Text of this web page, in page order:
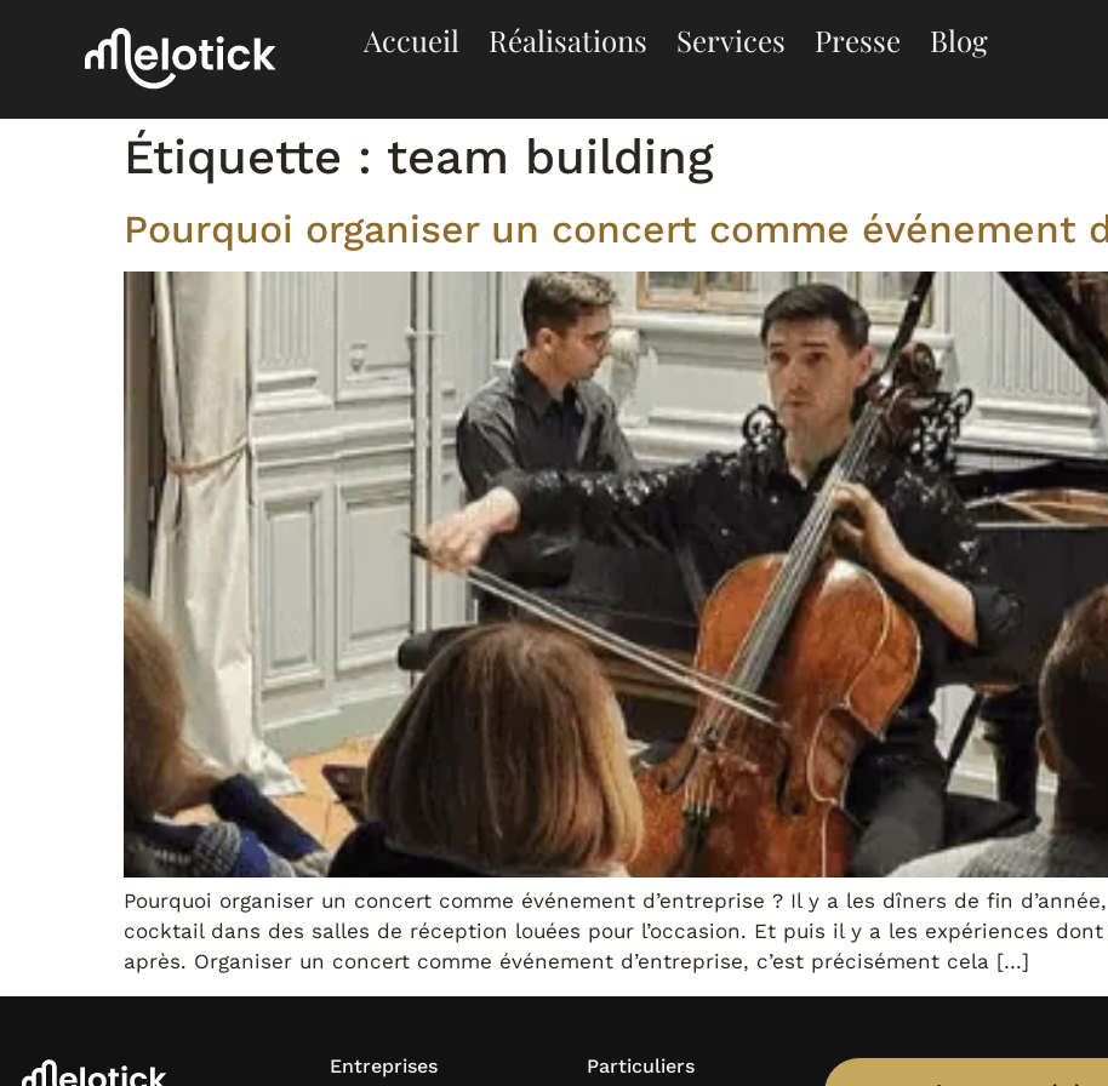
Accueil Réalisations Services Presse Blog
Étiquette : team building
Pourquoi organiser un concert comme événement
Pourquoi organiser un concert comme événement d’entreprise ? Il y a les dîners de fin
cocktail dans des salles de réception louées pour l’occasion. Et puis il y a les expériences
après. Organiser un concert comme événement d’entreprise, c’est précisément cela […]
Entreprises Particuliers